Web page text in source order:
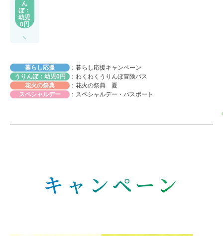
ん
ぼ：
幼児
0円
暮らし応援
：暮らし応援キャンペーン
うりんぼ：幼児0円
：わくわくうりんぼ冒険パス
花火の祭典
：花火の祭典 夏
スペシャルデー
：スペシャルデー・パスポート
キャンペーン